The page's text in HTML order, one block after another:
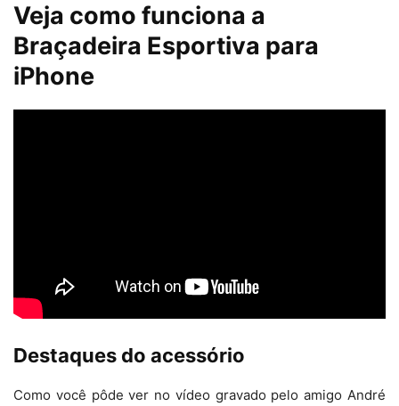
Veja como funciona a
Braçadeira Esportiva para
iPhone
Destaques do acessório
Como você pôde ver no vídeo gravado pelo amigo André